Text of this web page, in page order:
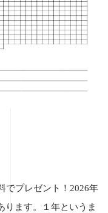
でプレゼント！2026年
ります。１年というま